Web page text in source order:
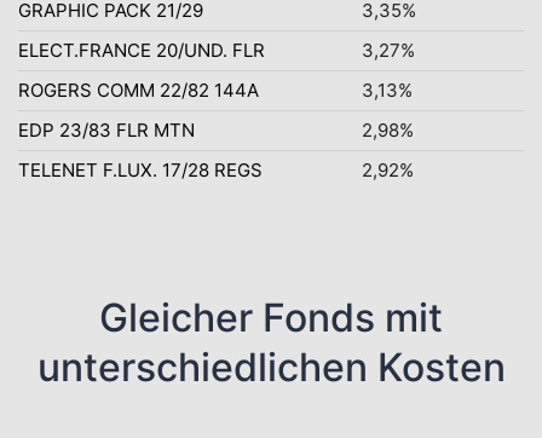
GRAPHIC PACK 21/29
3,35%
ELECT.FRANCE 20/UND. FLR
3,27%
ROGERS COMM 22/82 144A
3,13%
EDP 23/83 FLR MTN
2,98%
TELENET F.LUX. 17/28 REGS
2,92%
Gleicher Fonds mit
unterschiedlichen Kosten